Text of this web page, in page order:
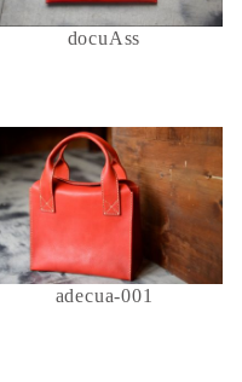
docuAss
adecua-001